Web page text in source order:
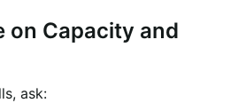
on Capacity and
ask: